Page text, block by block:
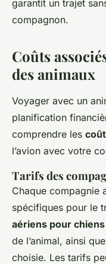
garantit un trajet
compagnon.
Coûts
des animaux
Voyager avec un
planification
comprendre les
l’avion avec votre
Tarifs des
Chaque compagnie
spécifiques pour le
aériens pour chiens
de l’animal, ainsi
choisie. Les tarifs